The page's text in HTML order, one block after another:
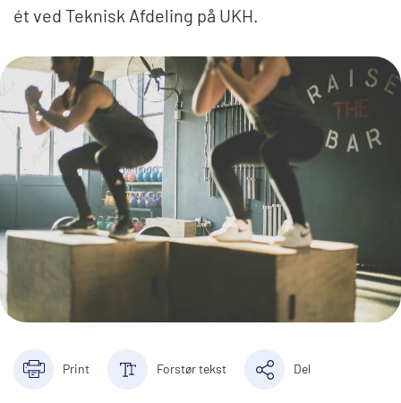
ét ved Teknisk Afdeling på UKH.
Print Forstør tekst Del